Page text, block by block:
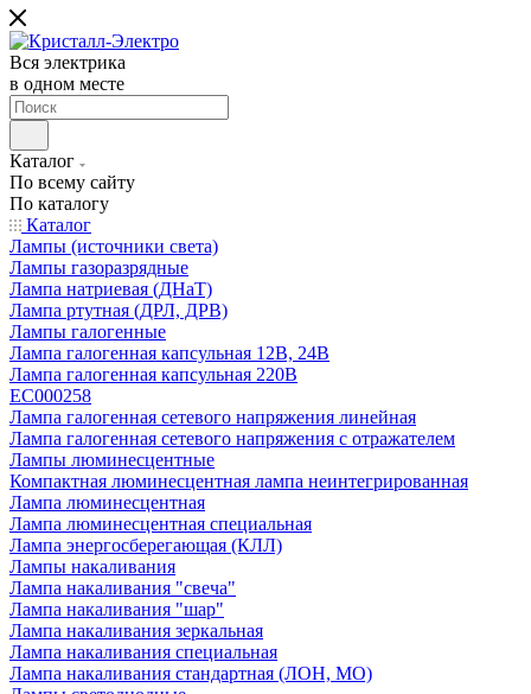
Вся электрика
в одном месте
Каталог
По всему сайту
По каталогу
Каталог
Лампы (источники света)
Лампы газоразрядные
Лампа натриевая (ДНаТ)
Лампа ртутная (ДРЛ, ДРВ)
Лампы галогенные
Лампа галогенная капсульная 12В, 24В
Лампа галогенная капсульная 220В
EC000258
Лампа галогенная сетевого напряжения линейная
Лампа галогенная сетевого напряжения с отражателем
Лампы люминесцентные
Компактная люминесцентная лампа неинтегрированная
Лампа люминесцентная
Лампа люминесцентная специальная
Лампа энергосберегающая (КЛЛ)
Лампы накаливания
Лампа накаливания "свеча"
Лампа накаливания "шар"
Лампа накаливания зеркальная
Лампа накаливания специальная
Лампа накаливания стандартная (ЛОН, МО)